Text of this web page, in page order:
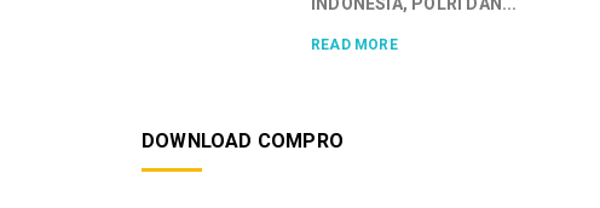
INDONESIA, POLRI DAN...
READ MORE
DOWNLOAD COMPRO